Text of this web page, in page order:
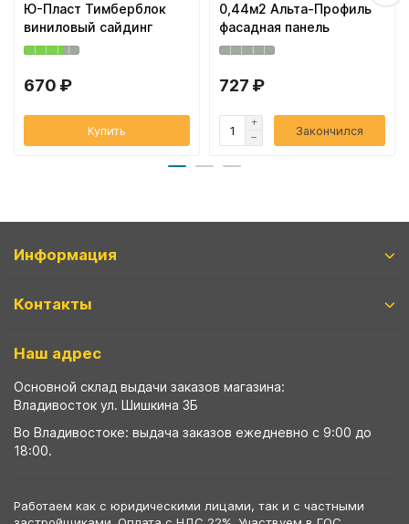
Ю-Пласт Тимберблок
виниловый сайдинг
670 ₽
Купить
0,44м2 Альта-Профиль
фасадная панель
727 ₽
Закончился
Информация
Контакты
Наш адрес
Основной склад выдачи заказов магазина:
Владивосток ул. Шишкина 3Б
Во Владивостоке: выдача заказов ежедневно с 9:00 до
18:00.
Работаем как с юридическими лицами, так и с частными